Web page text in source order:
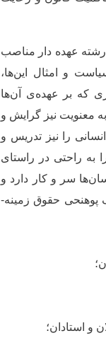
عهده دار مناصب
و امثال اینها،
که بر عهدهی آنها
معنویت نیز گرایش و
را نیز تدریس و
به راحتی در راستای
ها سر و کار دارد و
پوهنحی حقوق زمینه­
و استادان؛